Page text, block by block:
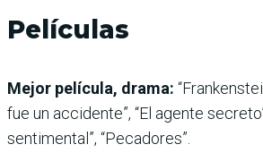
Películas
Mejor película, drama:
fue un accidente”, “El agente
sentimental”, “Pecadores”.